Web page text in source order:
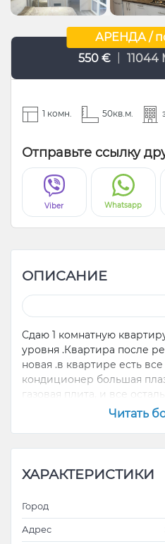
АРЕНДА /
550 €
11044
1 комн. 50кв.м.
Отправьте ссылку
Viber Whatsapp
ОПИСАНИЕ
Сдаю 1 комнатную
уровня .Квартира после
новая .в квартире есть
кондиционер большая
газовая плита, и все
порядочному маряку . Или
Читать
ХАРАКТЕРИСТИКИ
Город
Адрес